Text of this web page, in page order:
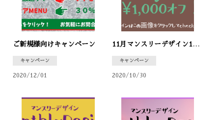
求人案内
WEB予約
ご新規様向けキャンペーン
キャンペーン
2020/12/01
11月マンスリーデザイン1000円OFF！！
キャンペーン
2020/10/30